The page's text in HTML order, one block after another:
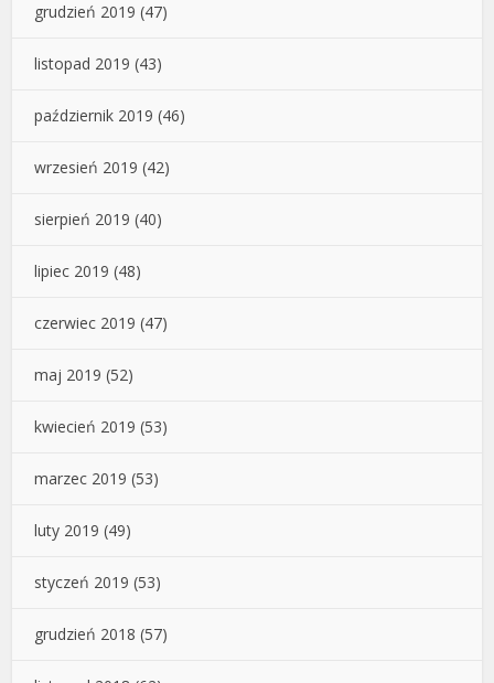
grudzień 2019 (47)
listopad 2019 (43)
październik 2019 (46)
wrzesień 2019 (42)
sierpień 2019 (40)
lipiec 2019 (48)
czerwiec 2019 (47)
maj 2019 (52)
kwiecień 2019 (53)
marzec 2019 (53)
luty 2019 (49)
styczeń 2019 (53)
grudzień 2018 (57)